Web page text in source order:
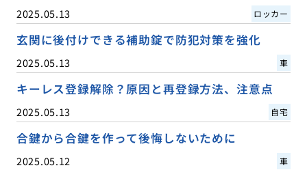
2025.05.13 ロッカー
玄関に後付けできる補助錠で防犯対策を強化
2025.05.13 車
キーレス登録解除？原因と再登録方法、注意点
2025.05.13 自宅
合鍵から合鍵を作って後悔しないために
2025.05.12 車